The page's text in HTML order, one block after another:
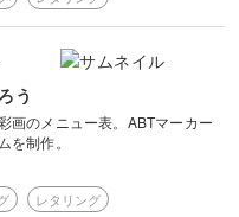
う
画のメニュー表。ABTマーカー
制作。
レタリング